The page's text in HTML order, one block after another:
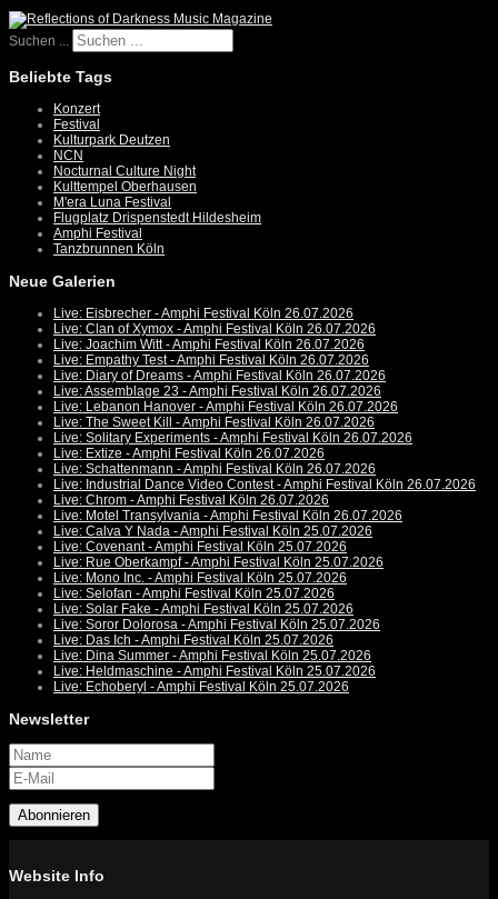
Suchen ...
Beliebte Tags
Konzert
Festival
Kulturpark Deutzen
NCN
Nocturnal Culture Night
Kulttempel Oberhausen
M'era Luna Festival
Flugplatz Drispenstedt Hildesheim
Amphi Festival
Tanzbrunnen Köln
Neue Galerien
Live: Eisbrecher - Amphi Festival Köln 26.07.2026
Live: Clan of Xymox - Amphi Festival Köln 26.07.2026
Live: Joachim Witt - Amphi Festival Köln 26.07.2026
Live: Empathy Test - Amphi Festival Köln 26.07.2026
Live: Diary of Dreams - Amphi Festival Köln 26.07.2026
Live: Assemblage 23 - Amphi Festival Köln 26.07.2026
Live: Lebanon Hanover - Amphi Festival Köln 26.07.2026
Live: The Sweet Kill - Amphi Festival Köln 26.07.2026
Live: Solitary Experiments - Amphi Festival Köln 26.07.2026
Live: Extize - Amphi Festival Köln 26.07.2026
Live: Schattenmann - Amphi Festival Köln 26.07.2026
Live: Industrial Dance Video Contest - Amphi Festival Köln 26.07.2026
Live: Chrom - Amphi Festival Köln 26.07.2026
Live: Motel Transylvania - Amphi Festival Köln 26.07.2026
Live: Calva Y Nada - Amphi Festival Köln 25.07.2026
Live: Covenant - Amphi Festival Köln 25.07.2026
Live: Rue Oberkampf - Amphi Festival Köln 25.07.2026
Live: Mono Inc. - Amphi Festival Köln 25.07.2026
Live: Selofan - Amphi Festival Köln 25.07.2026
Live: Solar Fake - Amphi Festival Köln 25.07.2026
Live: Soror Dolorosa - Amphi Festival Köln 25.07.2026
Live: Das Ich - Amphi Festival Köln 25.07.2026
Live: Dina Summer - Amphi Festival Köln 25.07.2026
Live: Heldmaschine - Amphi Festival Köln 25.07.2026
Live: Echoberyl - Amphi Festival Köln 25.07.2026
Newsletter
Abonnieren
Website Info